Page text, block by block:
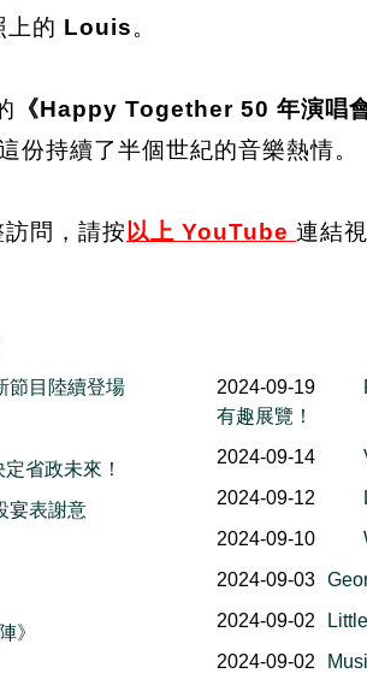
上的 Louis。
《Happy Together 50 年演唱會
份持續了半個世紀的音樂熱情。
訪問，請按 以上 YouTube 連結
節目陸續登場
省政未來！
宴表謝意
》
2024-09-19
有趣展覽！
2024-09-14
2024-09-12
2024-09-10
2024-09-03
2024-09-02
2024-09-02